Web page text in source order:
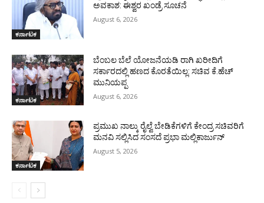
ಕರ್ನಾಟಕ
ಅವಕಾಶ: ಈಶ್ವರ ಖಂಡ್ರೆ ಸೂಚನೆ
August 6, 2026
ಕರ್ನಾಟಕ
ಬೆಂಬಲ ಬೆಲೆ ಯೋಜನೆಯಡಿ ರಾಗಿ ಖರೀದಿಗೆ
ಸರ್ಕಾರದಲ್ಲಿ ಹಣದ ಕೊರತೆಯಿಲ್ಲ: ಸಚಿವ ಕೆ.ಹೆಚ್
ಮುನಿಯಪ್ಪ
August 6, 2026
ಕರ್ನಾಟಕ
ಪ್ರಮುಖ ನಾಲ್ಕು ರೈಲ್ವೆ ಬೇಡಿಕೆಗಳಿಗೆ ಕೇಂದ್ರ ಸಚಿವರಿಗೆ
ಮನವಿ ಸಲ್ಲಿಸಿದ ಸಂಸದೆ ಪ್ರಭಾ ಮಲ್ಲಿಕಾರ್ಜುನ್
August 5, 2026